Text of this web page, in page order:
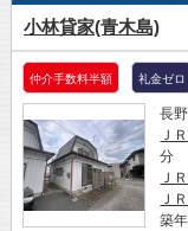
小林貸家(青木島)
仲介手数料半額 礼金ゼロ
長
Ｊ
分
Ｊ
Ｊ
築